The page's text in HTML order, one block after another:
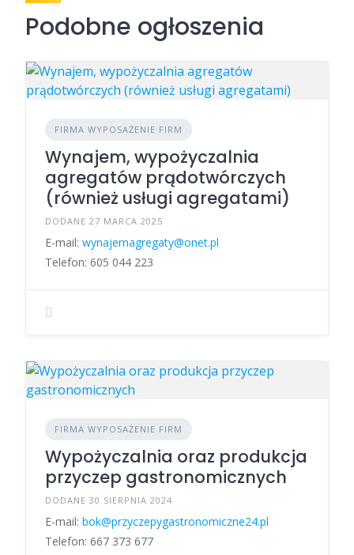
Podobne ogłoszenia
FIRMA WYPOSAŻENIE FIRM
Wynajem, wypożyczalnia
agregatów prądotwórczych
(również usługi agregatami)
DODANE 27 MARCA 2025
E-mail: wynajemagregaty@onet.pl
Telefon: 605 044 223
FIRMA WYPOSAŻENIE FIRM
Wypożyczalnia oraz produkcja
przyczep gastronomicznych
DODANE 30 SIERPNIA 2024
E-mail: bok@przyczepygastronomiczne24.pl
Telefon: 667 373 677